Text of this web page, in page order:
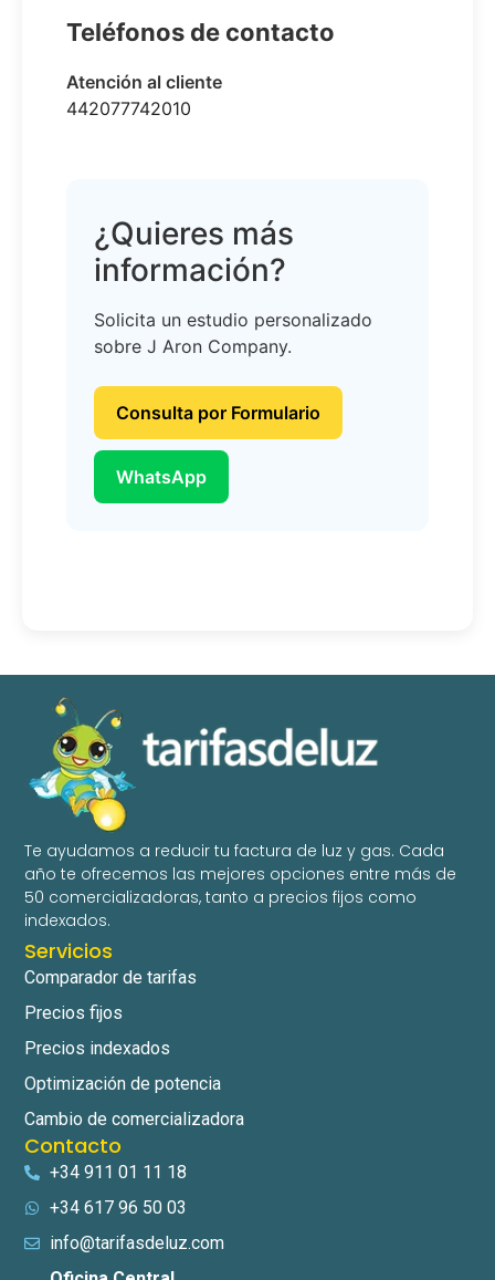
Teléfonos de contacto
Atención al cliente
442077742010
¿Quieres más
información?
Solicita un estudio personalizado
sobre J Aron Company.
Consulta por Formulario
WhatsApp
Te ayudamos a reducir tu factura de luz y gas. Cada
año te ofrecemos las mejores opciones entre más de
50 comercializadoras, tanto a precios fijos como
indexados.
Servicios
Comparador de tarifas
Precios fijos
Precios indexados
Optimización de potencia
Cambio de comercializadora
Contacto
+34 911 01 11 18
+34 617 96 50 03
info@tarifasdeluz.com